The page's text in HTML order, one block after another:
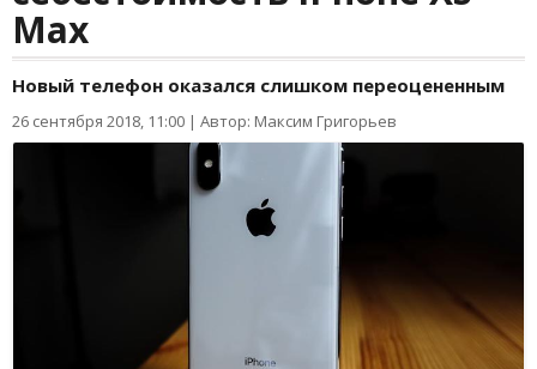
Max
Новый телефон оказался слишком переоцененным
26 сентября 2018, 11:00 | Автор: Максим Григорьев